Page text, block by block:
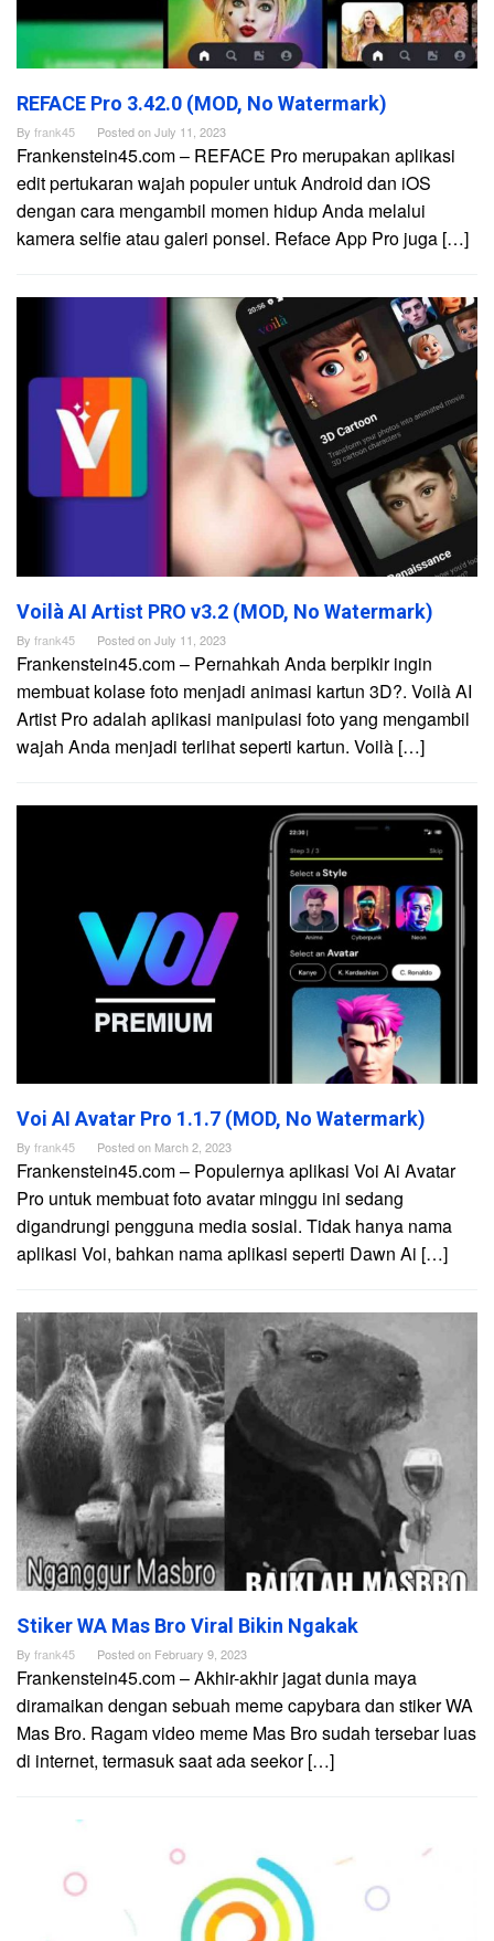
REFACE Pro 3.42.0 (MOD, No Watermark)
By frank45 Posted onJuly 11, 2023
Frankenstein45.com – REFACE Pro merupakan aplikasi
edit pertukaran wajah populer untuk Android dan iOS
dengan cara mengambil momen hidup Anda melalui
kamera selfie atau galeri ponsel. Reface App Pro juga […]
Voilà AI Artist PRO v3.2 (MOD, No Watermark)
By frank45 Posted onJuly 11, 2023
Frankenstein45.com – Pernahkah Anda berpikir ingin
membuat kolase foto menjadi animasi kartun 3D?. Voilà AI
Artist Pro adalah aplikasi manipulasi foto yang mengambil
wajah Anda menjadi terlihat seperti kartun. Voilà […]
Voi AI Avatar Pro 1.1.7 (MOD, No Watermark)
By frank45 Posted on March 2, 2023
Frankenstein45.com – Populernya aplikasi Voi Ai Avatar
Pro untuk membuat foto avatar minggu ini sedang
digandrungi pengguna media sosial. Tidak hanya nama
aplikasi Voi, bahkan nama aplikasi seperti Dawn Ai […]
Stiker WA Mas Bro Viral Bikin Ngakak
By frank45 Posted on February 9, 2023
Frankenstein45.com – Akhir-akhir jagat dunia maya
diramaikan dengan sebuah meme capybara dan stiker WA
Mas Bro. Ragam video meme Mas Bro sudah tersebar luas
di internet, termasuk saat ada seekor […]